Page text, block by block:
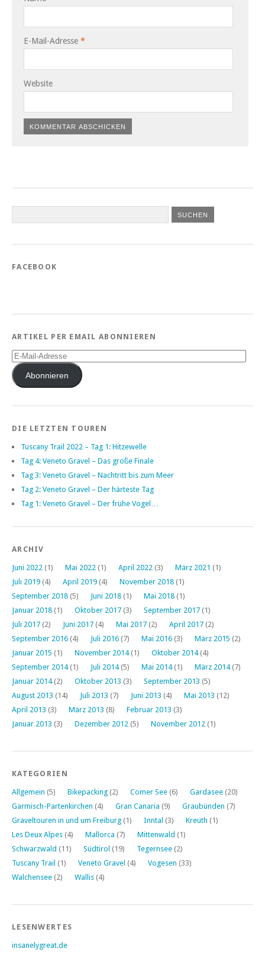
E-Mail-Adresse *
Website
FACEBOOK
ARTIKEL PER EMAIL ABONNIEREN
E-
Mail-
AdresseAbonnieren
DIE LETZTEN TOUREN
Tuscany Trail 2022 – Tag 1: Hitzewelle
Tag 4: Veneto Gravel – Das große Finale
Tag 3: Veneto Gravel – Nachtritt bis zum Meer
Tag 2: Veneto Gravel – Der härteste Tag
Tag 1: Veneto Gravel – Der frühe Vogel…
ARCHIV
Juni 2022 (1) Mai 2022 (1) April 2022 (3) März 2021 (1)
Juli 2019 (4) April 2019 (4) November 2018 (1)
September 2018 (5) Juni 2018 (1) Mai 2018 (1)
Januar 2018 (1) Oktober 2017 (3) September 2017 (1)
Juli 2017 (2) Juni 2017 (4) Mai 2017 (2) April 2017 (2)
September 2016 (4) Juli 2016 (7) Mai 2016 (3) März 2015 (2)
Januar 2015 (1) November 2014(1) Oktober 2014(4)
September 2014(1) Juli 2014(5) Mai 2014(1) März 2014(7)
Januar 2014(2) Oktober 2013 (3) September 2013 (5)
August 2013 (14) Juli 2013 (7) Juni 2013 (4) Mai 2013 (12)
April 2013 (3) März 2013 (8) Februar 2013 (3)
Januar 2013 (3) Dezember 2012 (5) November 2012 (1)
KATEGORIEN
Allgemein (5) Bikepacking (2) Comer See (6) Gardasee (20)
Garmisch-Partenkirchen (4) Gran Canaria (9) Graubünden (7)
Graveltouren in und um Freiburg (1) Inntal (3) Kreuth (1)
Les Deux Alpes (4) Mallorca (7) Mittenwald (1)
Schwarzwald (11) Südtirol (19) Tegernsee (2)
Tuscany Trail (1) Veneto Gravel (4) Vogesen (33)
Walchensee (2) Wallis (4)
LESENWERTES
insanelygreat.de